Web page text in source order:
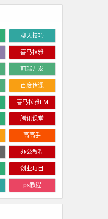
聊天技巧
喜马拉雅
前端开发
百度传课
喜马拉雅FM
腾讯课堂
高高手
办公教程
创业项目
ps教程